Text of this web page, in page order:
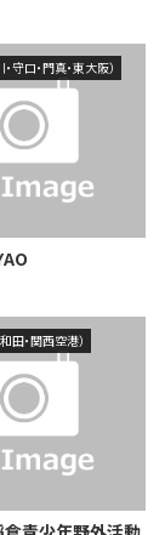
守口・門真・東大阪）
田・関西空港）